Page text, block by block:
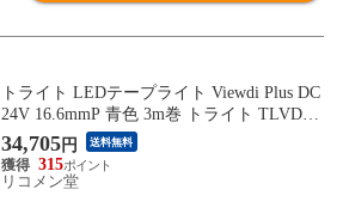
トライト LEDテープライト Viewdi Plus DC
24V 16.6mmP 青色 3m巻 トライト TLVDB2
16.6P3 工事 照明用品 作業灯 照明用品 照明
器具【送料無料】
34,705円 送料無料
315
リコメン堂